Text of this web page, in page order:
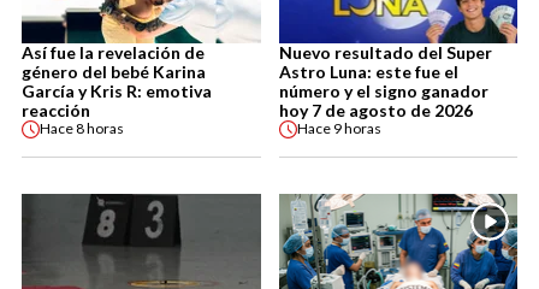
Así fue la revelación de
género del bebé Karina
García y Kris R: emotiva
reacción
Hace8 horas
Nuevo resultado del Super
Astro Luna: este fue el
número y el signo ganador
hoy 7 de agosto de 2026
Hace 9 horas